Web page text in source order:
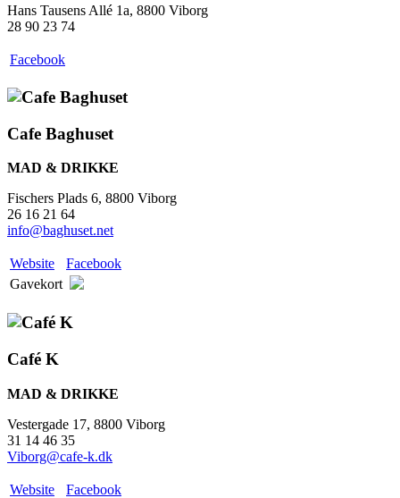
Hans Tausens Allé 1a, 8800 Viborg
28 90 23 74
Facebook
Cafe Baghuset
MAD & DRIKKE
Fischers Plads 6, 8800 Viborg
26 16 21 64
info@baghuset.net
Website
Facebook
Gavekort
Café K
MAD & DRIKKE
Vestergade 17, 8800 Viborg
31 14 46 35
Viborg@cafe-k.dk
Website
Facebook